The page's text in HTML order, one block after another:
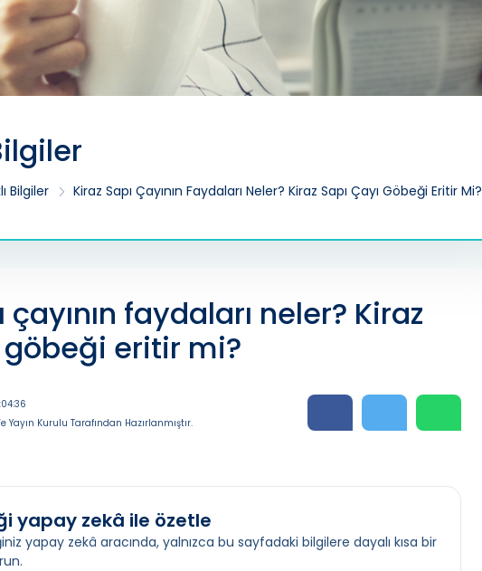
Bilgiler Kiraz Sapı Çayının Faydaları Neler? Kiraz Sapı Çayı Göbeği Eritir Mi?
çayının faydaları neler? Kiraz
göbeği eritir mi?
Kurulu Tarafından Hazırlanmıştır.
yapay zekâ ile özetle
yapay zekâ aracında, yalnızca bu sayfadaki bilgilere dayalı kısa bir